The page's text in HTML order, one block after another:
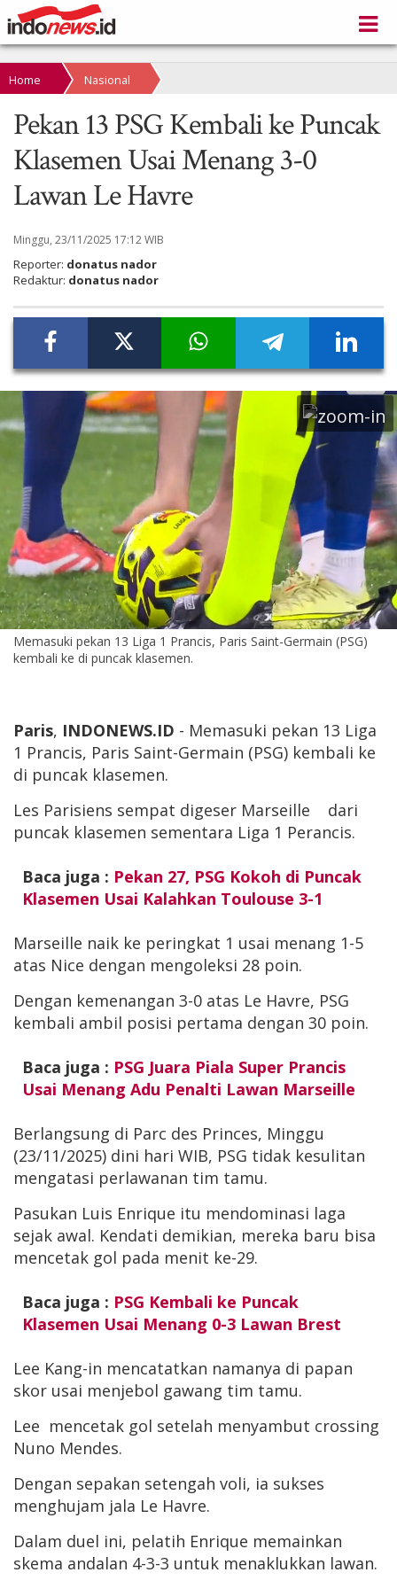
Home Nasional
Pekan 13 PSG Kembali ke Puncak
Klasemen Usai Menang 3-0
Lawan Le Havre
Minggu, 23/11/2025 17:12 WIB
Reporter: donatus nador
Redaktur: donatus nador
Memasuki pekan 13 Liga 1 Prancis, Paris Saint-Germain (PSG)
kembali ke di puncak klasemen.
Paris, INDONEWS.ID - Memasuki pekan 13 Liga
1 Prancis, Paris Saint-Germain (PSG) kembali ke
di puncak klasemen.
Les Parisiens sempat digeser Marseille dari
puncak klasemen sementara Liga 1 Perancis.
Baca juga : Pekan 27, PSG Kokoh di Puncak
Klasemen Usai Kalahkan Toulouse 3-1
Marseille naik ke peringkat 1 usai menang 1-5
atas Nice dengan mengoleksi 28 poin.
Dengan kemenangan 3-0 atas Le Havre, PSG
kembali ambil posisi pertama dengan 30 poin.
Baca juga : PSG Juara Piala Super Prancis
Usai Menang Adu Penalti Lawan Marseille
Berlangsung di Parc des Princes, Minggu
(23/11/2025) dini hari WIB, PSG tidak kesulitan
mengatasi perlawanan tim tamu.
Pasukan Luis Enrique itu mendominasi laga
sejak awal. Kendati demikian, mereka baru bisa
mencetak gol pada menit ke-29.
Baca juga : PSG Kembali ke Puncak
Klasemen Usai Menang 0-3 Lawan Brest
Lee Kang-in mencatatkan namanya di papan
skor usai menjebol gawang tim tamu.
Lee mencetak gol setelah menyambut crossing
Nuno Mendes.
Dengan sepakan setengah voli, ia sukses
menghujam jala Le Havre.
Dalam duel ini, pelatih Enrique memainkan
skema andalan 4-3-3 untuk menaklukkan lawan.